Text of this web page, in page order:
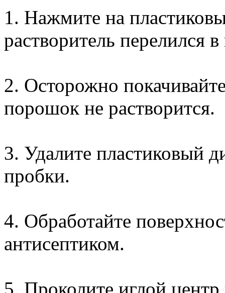
1. Нажмите на
растворитель перелился
2. Осторожно
порошок не растворится.
3. Удалите пластиковый
пробки.
4. Обработайте
антисептиком.
5. Проколите иглой